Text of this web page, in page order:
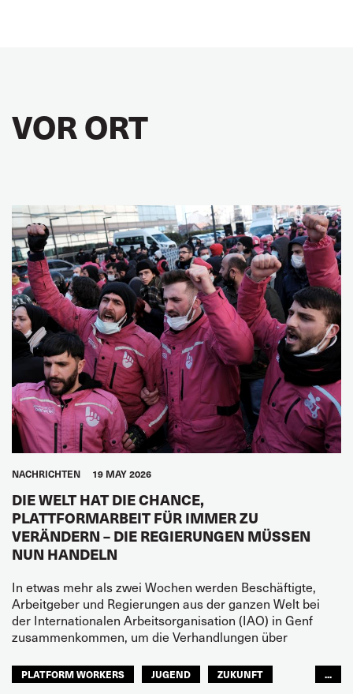
VOR ORT
NACHRICHTEN 19 MAY 2026
DIE WELT HAT DIE CHANCE,
PLATTFORMARBEIT FÜR IMMER ZU
VERÄNDERN – DIE REGIERUNGEN MÜSSEN
NUN HANDELN
In etwas mehr als zwei Wochen werden Beschäftigte,
Arbeitgeber und Regierungen aus der ganzen Welt bei
der Internationalen Arbeitsorganisation (IAO) in Genf
zusammenkommen, um die Verhandlungen über
PLATFORM WORKERS JUGEND
ZUKUNFT
...